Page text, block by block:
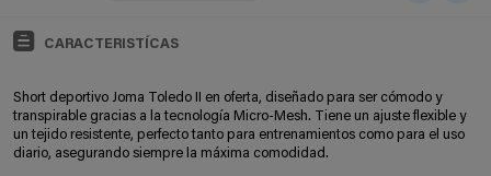
CARACTERISTÍCAS
Short deportivo Joma Toledo II en oferta, diseñado para ser cómodo y
transpirable gracias a la tecnología Micro-Mesh. Tiene un ajuste flexible y
un tejido resistente, perfecto tanto para entrenamientos como para el uso
diario, asegurando siempre la máxima comodidad.